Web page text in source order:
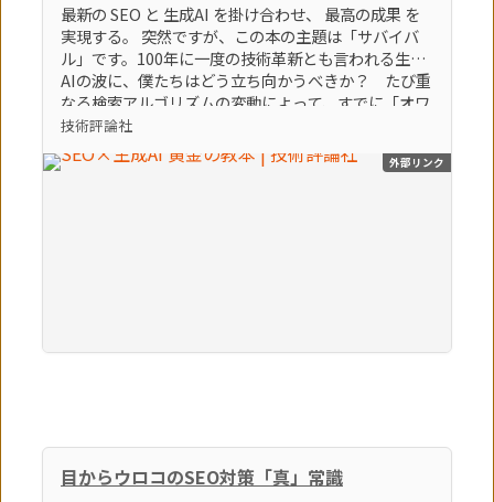
最新の SEO と 生成AI を掛け合わせ、 最高の成果 を
実現する。 突然ですが、この本の主題は「サバイバ
ル」です。100年に一度の技術革新とも言われる生成
AIの波に、僕たちはどう立ち向かうべきか？ たび重
なる検索アルゴリズムの変動によって、すでに「オワ
コン」とすら言われているブログやアフィリエイトサ
るのか？ そんな「生き残るための術」をテーマに、
技術評論社
外部リンク
目からウロコのSEO対策「真」常識